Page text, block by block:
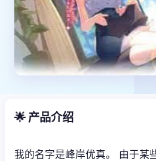
🌟 产品介绍
我的名字是峰岸优真。 由于某